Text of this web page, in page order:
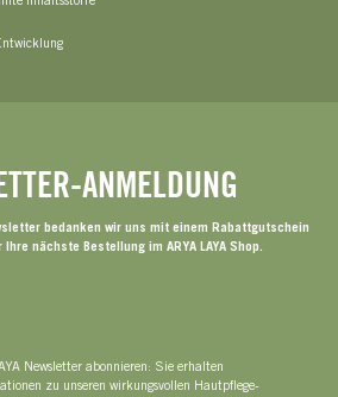
ANMELDUNG
bedanken wir uns mit einem Rabattgutschein
nächste Bestellung im ARYA LAYA Shop.
Newsletter abonnieren: Sie erhalten
zu unseren wirkungsvollen Hautpflege-